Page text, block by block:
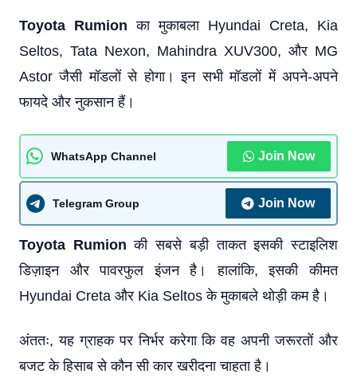
Toyota Rumion का मुकाबला Hyundai Creta, Kia
Seltos, Tata Nexon, Mahindra XUV300, और MG
Astor जैसी मॉडलों से होगा। इन सभी मॉडलों में अपने-अपने
फायदे और नुकसान हैं।
WhatsApp Channel Join Now
Telegram Group Join Now
Toyota Rumion की सबसे बड़ी ताकत इसकी स्टाइलिश
डिज़ाइन और पावरफुल इंजन है। हालांकि, इसकी कीमत
Hyundai Creta और Kia Seltos के मुकाबले थोड़ी कम है।
अंततः, यह ग्राहक पर निर्भर करेगा कि वह अपनी जरूरतों और
बजट के हिसाब से कौन सी कार खरीदना चाहता है।